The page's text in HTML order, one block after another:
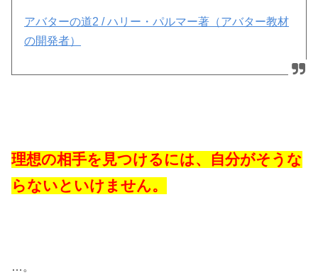
アバターの道2 / ハリー・パルマー著（アバター教材
の開発者）
理想の相手を見つけるには、自分がそうな
らないといけません。
…。